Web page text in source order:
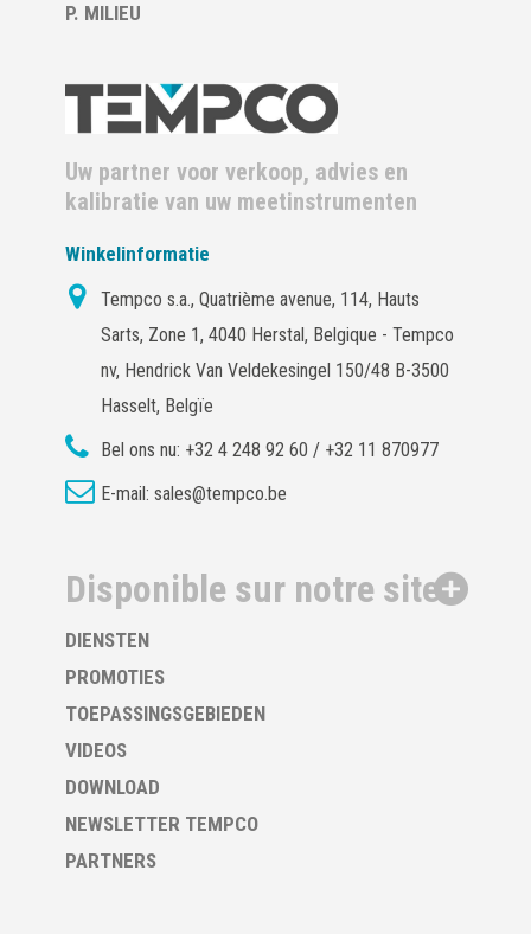
P. MILIEU
Uw partner voor verkoop, advies en
kalibratie van uw meetinstrumenten
Winkelinformatie
Tempco s.a., Quatrième avenue, 114, Hauts
Sarts, Zone 1, 4040 Herstal, Belgique - Tempco
nv, Hendrick Van Veldekesingel 150/48 B-3500
Hasselt, Belgïe
Bel ons nu: +32 4 248 92 60 / +32 11 870977
E-mail: sales@tempco.be
Disponible sur notre site
DIENSTEN
PROMOTIES
TOEPASSINGSGEBIEDEN
VIDEOS
DOWNLOAD
NEWSLETTER TEMPCO
PARTNERS